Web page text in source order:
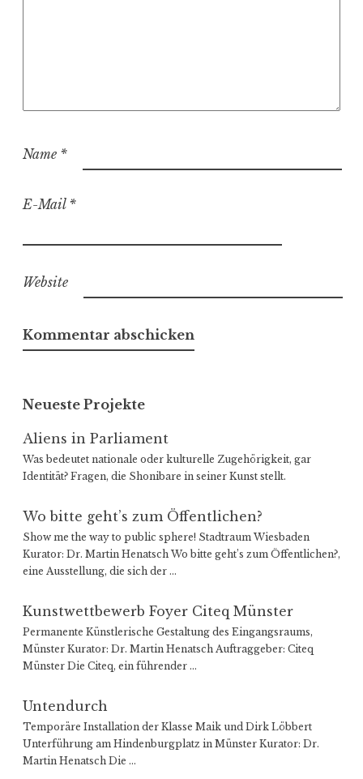
Name *
E-Mail *
Website
Neueste Projekte
Aliens in Parliament
Was bedeutet nationale oder kulturelle Zugehörigkeit, gar
Identität? Fragen, die Shonibare in seiner Kunst stellt.
Wo bitte geht’s zum Öffentlichen?
Show me the way to public sphere! Stadtraum Wiesbaden
Kurator: Dr. Martin Henatsch Wo bitte geht’s zum Öffent­lichen?,
eine Ausstellung, die sich der …
Kunst­wett­bewerb Foyer Citeq Münster
Perma­nente Künst­le­rische Gestaltung des Eingangs­raums,
Münster Kurator: Dr. Martin Henatsch Auftrag­geber: Citeq
Münster Die Citeq, ein führender …
Unten­durch
Temporäre Instal­lation der Klasse Maik und Dirk Löbbert
Unter­führung am Hinden­burg­platz in Münster Kurator: Dr.
Martin Henatsch Die …